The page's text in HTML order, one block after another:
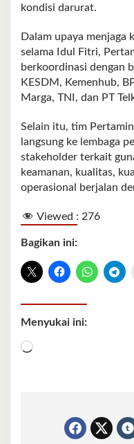
kondisi darurat.
Dalam upaya menjaga
selama Idul Fitri,
berkoordinasi dengan
KESDM, Kemenhub,
Marga, TNI, dan PT
Selain itu, tim
langsung ke lembaga
stakeholder terkait
keamanan, kualitas,
operasional berjalan
Viewed : 276
Bagikan ini:
Menyukai ini:
Memuat...